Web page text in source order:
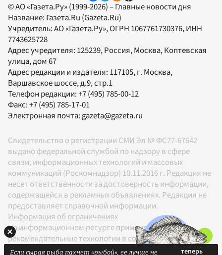
© АО «Газета.Ру» (1999-2026) – Главные новости дня
Название: Газета.Ru (Gazeta.Ru)
Учредитель:АО «Газета.Ру», ОГРН 1067761730376, ИНН
7743625728
Адрес учредителя: 125239, Россия, Москва, Коптевская
улица, дом 67
Адрес редакции и издателя: 117105, г. Москва,
Варшавское шоссе, д.9, стр.1
Телефон редакции:+7 (495) 785-00-12
Факс:+7 (495) 785-17-01
Электронная почта: gazeta@gazeta.ru
Свидетельство о регистрации СМИ Эл № ФС77-67642
выдано федеральной службой по надзору в сфере
связи, информационных технологий и массовых
коммуникаций (Роскомнадзор) 10.11.2016 г. Редакция не
несет ответственности за достоверность информации,
содержащейся в рекламных объявлениях. Редакция не
предоставляет справочной информации.
Информация об ограничениях
На информационном ресурсе применяются
рекомендательные технологии в соответствии с
Правилами
Если сырая рыба пахнет «рыбой», ее лучше не